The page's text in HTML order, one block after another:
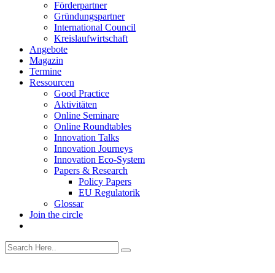
Förderpartner
Gründungspartner
International Council
Kreislaufwirtschaft
Angebote
Magazin
Termine
Ressourcen
Good Practice
Aktivitäten
Online Seminare
Online Roundtables
Innovation Talks
Innovation Journeys
Innovation Eco-System
Papers & Research
Policy Papers
EU Regulatorik
Glossar
Join the circle